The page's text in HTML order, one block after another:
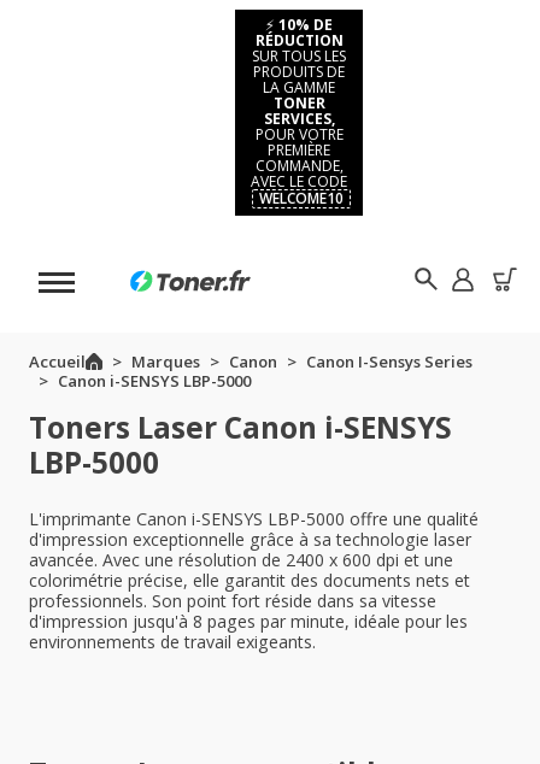
⚡ 10% DE
RÉDUCTION
SUR TOUS LES
PRODUITS DE
LA GAMME
TONER
SERVICES,
POUR VOTRE
PREMIÈRE
COMMANDE,
AVEC LE CODE
WELCOME10
Accueil Marques Canon
Canon I-Sensys Series
Canon i-SENSYS LBP-5000
Toners Laser Canon i-SENSYS
LBP-5000
L'imprimante Canon i-SENSYS LBP-5000 offre une qualité
d'impression exceptionnelle grâce à sa technologie laser
avancée. Avec une résolution de 2400 x 600 dpi et une
colorimétrie précise, elle garantit des documents nets et
professionnels. Son point fort réside dans sa vitesse
d'impression jusqu'à 8 pages par minute, idéale pour les
environnements de travail exigeants.